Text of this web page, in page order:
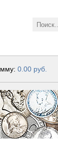
0.00 руб.